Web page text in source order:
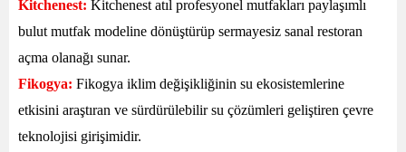
Kitchenest: Kitchenest atıl profesyonel mutfakları paylaşımlı
bulut mutfak modeline dönüştürüp sermayesiz sanal restoran
açma olanağı sunar.
Fikogya: Fikogya iklim değişikliğinin su ekosistemlerine
etkisini araştıran ve sürdürülebilir su çözümleri geliştiren çevre
teknolojisi girişimidir.